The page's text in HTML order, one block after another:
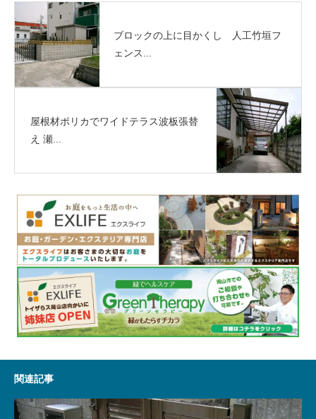
ブロックの上に目かくし 人工竹垣フ
ェンス...
屋根材ポリカでワイドテラス波板張替
え 瀬...
関連記事